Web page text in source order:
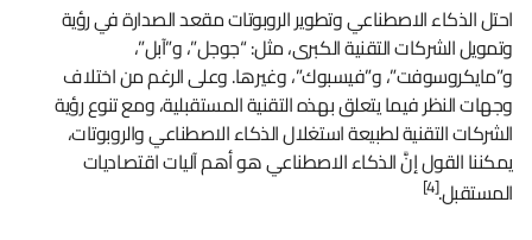
احتل الذكاء الاصطناعي وتطوير الروبوتات مقعد الصدارة في رؤية
وتمويل الشركات التقنية الكبرى، مثل: “جوجل”، و”آبل”،
و”مايكروسوفت”، و”فيسبوك”، وغيرها. وعلى الرغم من اختلاف
وجهات النظر فيما يتعلق بهذه التقنية المستقبلية، ومع تنوع رؤية
الشركات التقنية لطبيعة استغلال الذكاء الاصطناعي والروبوتات،
يمكننا القول إنَّ الذكاء الاصطناعي هو أهم آليات اقتصاديات
المستقبل.[4]